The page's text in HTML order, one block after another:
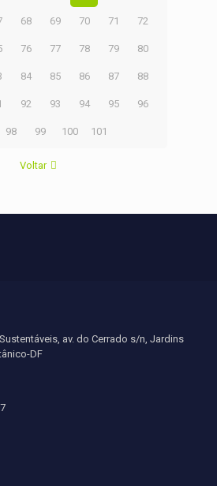
68 69 70 71 72
76 77 78 79 80
84 85 86 87 88
92 93 94 95 96
98 99 100 101
Voltar
av. do Cerrado s/n, Jardins
DF